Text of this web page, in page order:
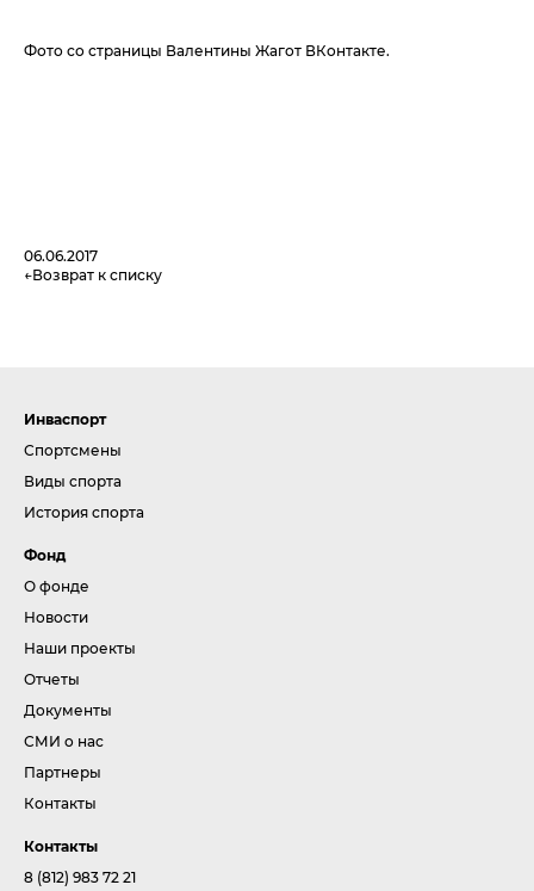
Фото со страницы Валентины Жагот ВКонтакте.
06.06.2017
Возврат к списку
Инваспорт
Спортсмены
Виды спорта
История спорта
Фонд
О фонде
Новости
Наши проекты
Отчеты
Документы
СМИ о нас
Партнеры
Контакты
Контакты
8 (812) 983 72 21